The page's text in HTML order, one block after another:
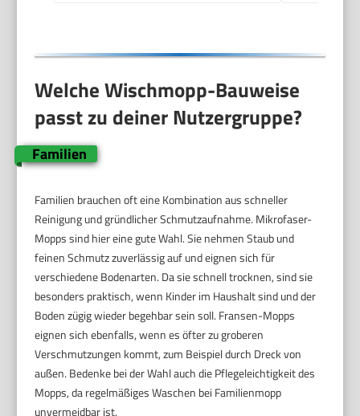
Welche Wischmopp-Bauweise
passt zu deiner Nutzergruppe?
Familien
Familien brauchen oft eine Kombination aus schneller
Reinigung und gründlicher Schmutzaufnahme. Mikrofaser-
Mopps sind hier eine gute Wahl. Sie nehmen Staub und
feinen Schmutz zuverlässig auf und eignen sich für
verschiedene Bodenarten. Da sie schnell trocknen, sind sie
besonders praktisch, wenn Kinder im Haushalt sind und der
Boden zügig wieder begehbar sein soll. Fransen-Mopps
eignen sich ebenfalls, wenn es öfter zu groberen
Verschmutzungen kommt, zum Beispiel durch Dreck von
außen. Bedenke bei der Wahl auch die Pflegeleichtigkeit des
Mopps, da regelmäßiges Waschen bei Familienmopp
unvermeidbar ist.